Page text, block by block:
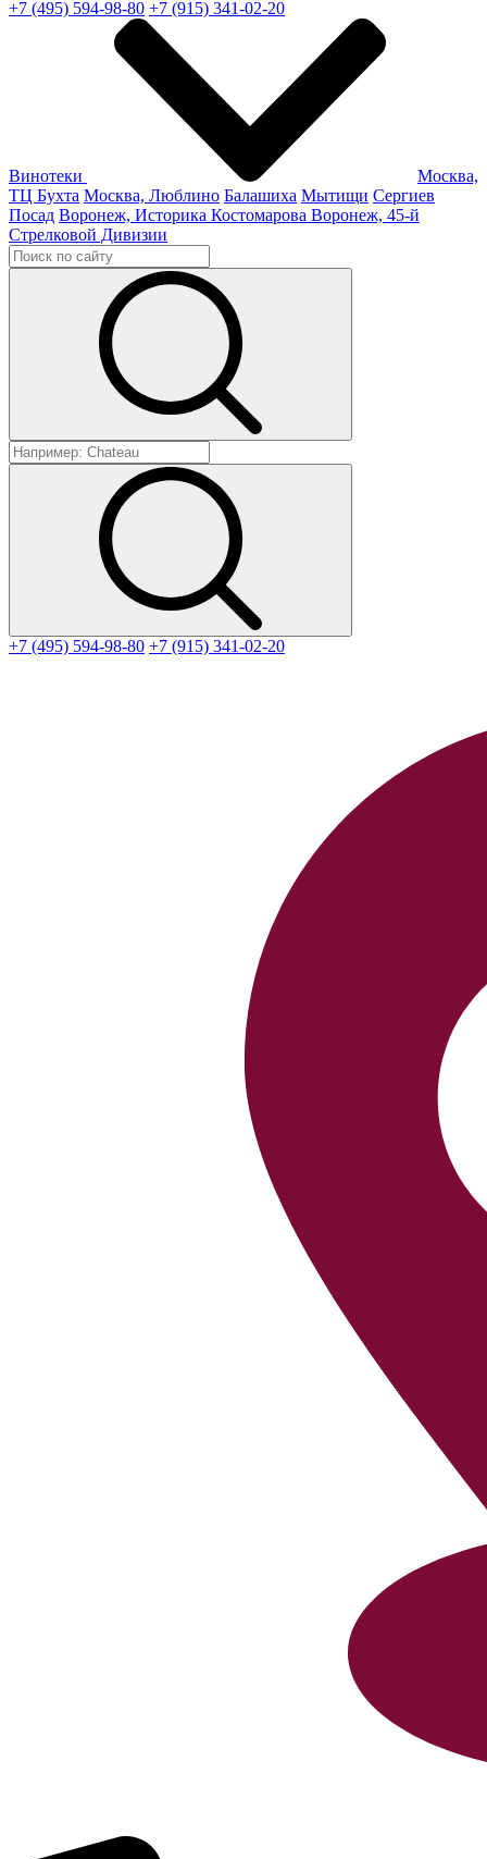
+7 (495) 594-98-80 +7 (915) 341-02-20
Винотеки
Москва,
ТЦ Бухта Москва, Люблино Балашиха Мытищи Сергиев
Посад Воронеж, Историка Костомарова Воронеж, 45-й
Стрелковой Дивизии
+7 (495) 594-98-80 +7 (915) 341-02-20